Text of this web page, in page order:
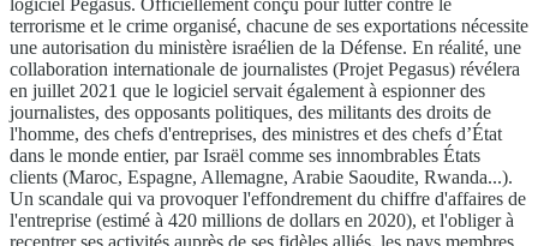
terrorisme et le crime organisé, chacune de ses exportations nécessite
une autorisation du ministère israélien de la Défense. En réalité, une
collaboration internationale de journalistes (Projet Pegasus) révélera
en juillet 2021 que le logiciel servait également à espionner des
journalistes, des opposants politiques, des militants des droits de
l'homme, des chefs d'entreprises, des ministres et des chefs d’État
dans le monde entier, par Israël comme ses innombrables États
clients (Maroc, Espagne, Allemagne, Arabie Saoudite, Rwanda...).
Un scandale qui va provoquer l'effondrement du chiffre d'affaires de
l'entreprise (estimé à 420 millions de dollars en 2020), et l'obliger à
recentrer ses activités auprès de ses fidèles alliés, les pays membres